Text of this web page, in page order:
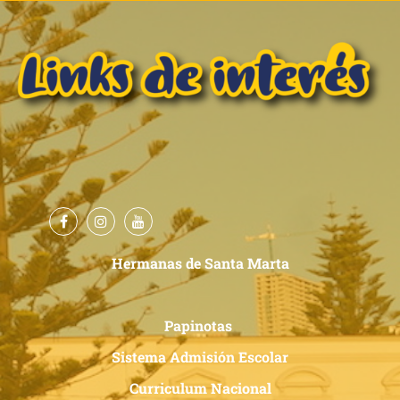
Hermanas de Santa Marta
Papinotas
Sistema Admisión Escolar
Curriculum Nacional